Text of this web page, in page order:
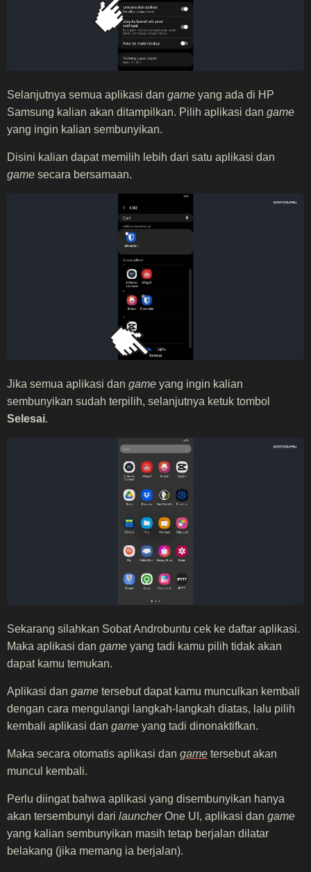
Selanjutnya semua aplikasi dan game yang ada di HP
Samsung kalian akan ditampilkan. Pilih aplikasi dan game
yang ingin kalian sembunyikan.
Disini kalian dapat memilih lebih dari satu aplikasi dan
game secara bersamaan.
Jika semua aplikasi dan game yang ingin kalian
sembunyikan sudah terpilih, selanjutnya ketuk tombol
Selesai.
Sekarang silahkan Sobat Androbuntu cek ke daftar aplikasi.
Maka aplikasi dan game yang tadi kamu pilih tidak akan
dapat kamu temukan.
Aplikasi dan game tersebut dapat kamu munculkan kembali
dengan cara mengulangi langkah-langkah diatas, lalu pilih
kembali aplikasi dan game yang tadi dinonaktifkan.
Maka secara otomatis aplikasi dan game tersebut akan
muncul kembali.
Perlu diingat bahwa aplikasi yang disembunyikan hanya
akan tersembunyi dari launcherOne UI, aplikasi dan game
yang kalian sembunyikan masih tetap berjalan dilatar
belakang (jika memang ia berjalan).